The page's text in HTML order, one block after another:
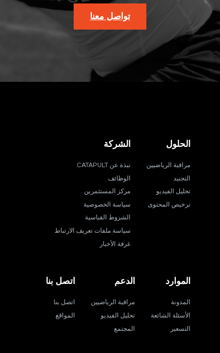
تواصل معنا
الحلول
مراقبة الرياضيين
التجنيد
تحليل الفيديو
ترخيص المحتوى
الشركة
نبذة عن CATAPULT
الوظائف
مركز المستثمرين
سياسة الخصوصية
الشروط القياسية
سياسة ملفات تعريف الارتباط
غرفة الأخبار
الموارد
المدونة
الأسئلة الشائعة
التسعير
الدعم
مراقبة الرياضيين
تحليل الفيديو
المجتمع
اتصل بنا
اتصل بنا
المواقع